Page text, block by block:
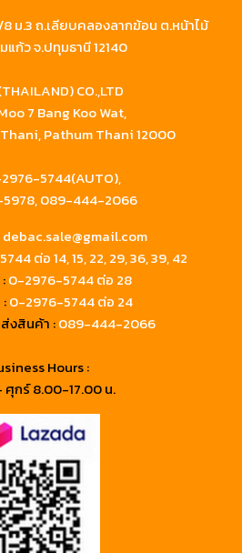
ม.3 ถ.เลียบคลองลากฆ้อน ต.หน้าไม้
แก้ว จ.ปทุมธานี 12140
CO.,LTD
7 Bang Koo Wat,
Pathum Thani 12000
5744(AUTO),
089-444-2066
debac.sale@gmail.com
ต่อ 14, 15, 22, 29, 36, 39, 42
0-2976-5744 ต่อ 28
0-2976-5744 ต่อ 24
งสินค้า :089-444-2066
Hours :
ศุกร์ 8.00-17.00 น.